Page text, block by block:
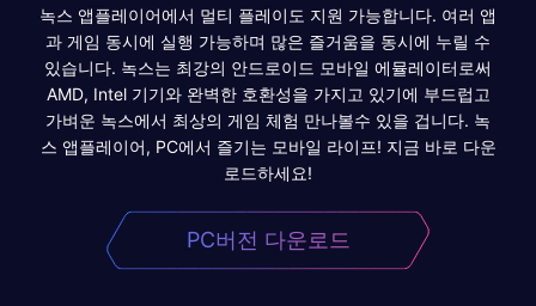
녹스 앱플레이어에서 멀티 플레이도 지원 가능합니다. 여러 앱
과 게임 동시에 실행 가능하며 많은 즐거움을 동시에 누릴 수
있습니다. 녹스는 최강의 안드로이드 모바일 에뮬레이터로써
AMD, Intel 기기와 완벽한 호환성을 가지고 있기에 부드럽고
가벼운 녹스에서 최상의 게임 체험 만나볼수 있을 겁니다. 녹
스 앱플레이어, PC에서 즐기는 모바일 라이프! 지금 바로 다운
로드하세요!
PC버전 다운로드